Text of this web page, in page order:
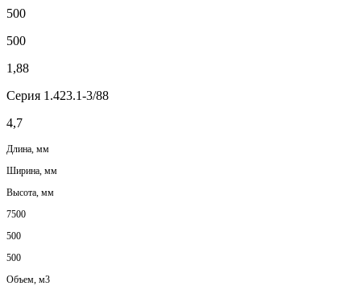
500
500
1,88
Серия 1.423.1-3/88
4,7
Длина, мм
Ширина, мм
Высота, мм
7500
500
500
Объем, м3